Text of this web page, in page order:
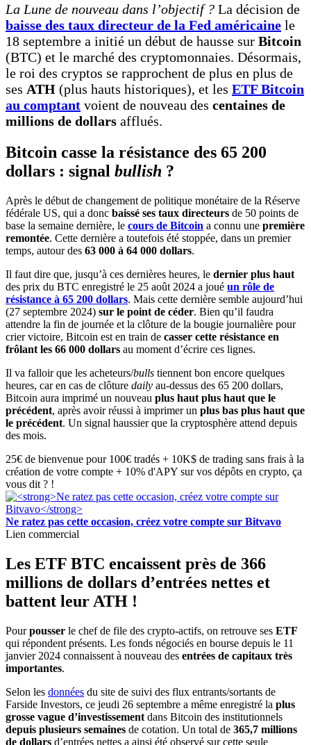
La Lune de nouveau dans l’objectif ? La décision de
baisse des taux directeur de la Fed américaine le
18 septembre a initié un début de hausse sur Bitcoin
(BTC) et le marché des cryptomonnaies. Désormais,
le roi des cryptos se rapprochent de plus en plus de
ses ATH (plus hauts historiques), et les ETF Bitcoin
au comptant voient de nouveau des centaines de
millions de dollars afflués.
Bitcoin casse la résistance des 65 200
dollars : signal bullish ?
Après le début de changement de politique monétaire de la Réserve
fédérale US, qui a donc baissé ses taux directeurs de 50 points de
base la semaine dernière, le cours de Bitcoin a connu une première
remontée. Cette dernière a toutefois été stoppée, dans un premier
temps, autour des 63 000 à 64 000 dollars.
Il faut dire que, jusqu’à ces dernières heures, le dernier plus haut
des prix du BTC enregistré le 25 août 2024 a joué un rôle de
résistance à 65 200 dollars. Mais cette dernière semble aujourd’hui
(27 septembre 2024) sur le point de céder. Bien qu’il faudra
attendre la fin de journée et la clôture de la bougie journalière pour
crier victoire, Bitcoin est en train de casser cette résistance en
frôlant les 66 000 dollars au moment d’écrire ces lignes.
Il va falloir que les acheteurs/bulls tiennent bon encore quelques
heures, car en cas de clôture daily au-dessus des 65 200 dollars,
Bitcoin aura imprimé un nouveau plus haut plus haut que le
précédent, après avoir réussi à imprimer un plus bas plus haut que
le précédent. Un signal haussier que la cryptosphère attend depuis
des mois.
25€ de bienvenue pour 100€ tradés + 10K$ de trading sans frais à la
création de votre compte + 10% d'APY sur vos dépôts en crypto, ça
vous dit ? !
Ne ratez pas cette occasion, créez votre compte sur Bitvavo
Lien commercial
Les ETF BTC encaissent près de 366
millions de dollars d’entrées nettes et
battent leur ATH !
Pourpousser le chef de file des crypto-actifs, on retrouve ses ETF
qui répondent présents. Les fonds négociés en bourse depuis le 11
janvier 2024 connaissent à nouveau des entrées de capitaux très
importantes.
Selon les données du site de suivi des flux entrants/sortants de
Farside Investors, ce jeudi 26 septembre a même enregistré la plus
grosse vague d’investissement dans Bitcoin des institutionnels
depuis plusieurs semaines de cotation. Un total de 365,7 millions
de dollars d’entrées nettes a ainsi été observé sur cette seule